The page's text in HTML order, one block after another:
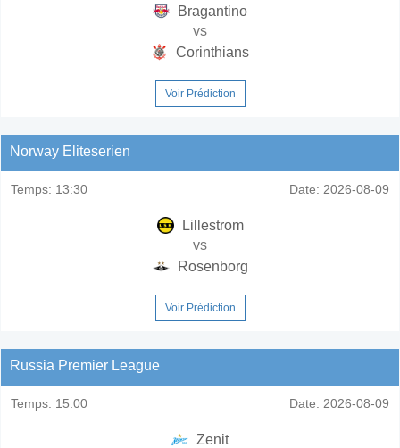
Bragantino
vs
Corinthians
Voir Prédiction
Norway Eliteserien
Temps: 13:30 Date: 2026-08-09
Lillestrom
vs
Rosenborg
Voir Prédiction
Russia Premier League
Temps: 15:00 Date: 2026-08-09
Zenit